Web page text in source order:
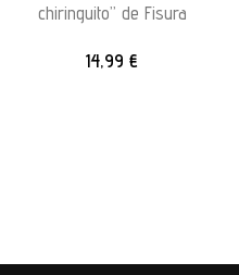
chiringuito” de Fisura
14,99 €